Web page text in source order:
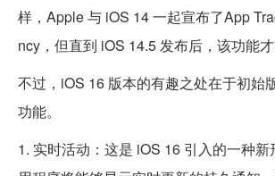
样，Apple 与 iOS 14 一起宣布了App
ncy，但直到 iOS 14.5 发布后，该功能才
不过，iOS 16 版本的有趣之处在于初始
功能。
1. 实时活动：这是 iOS 16 引入的一种